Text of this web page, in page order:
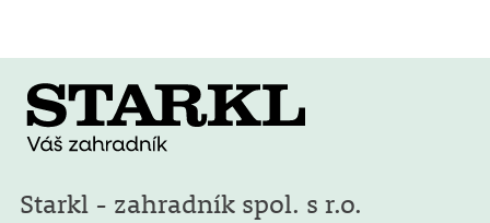
Starkl - zahradník spol. s r.o.